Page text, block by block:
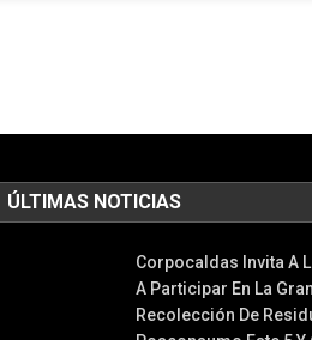
ÚLTIMAS NOTICIAS
Corpocaldas Invita A
A Participar En La
Recolección De